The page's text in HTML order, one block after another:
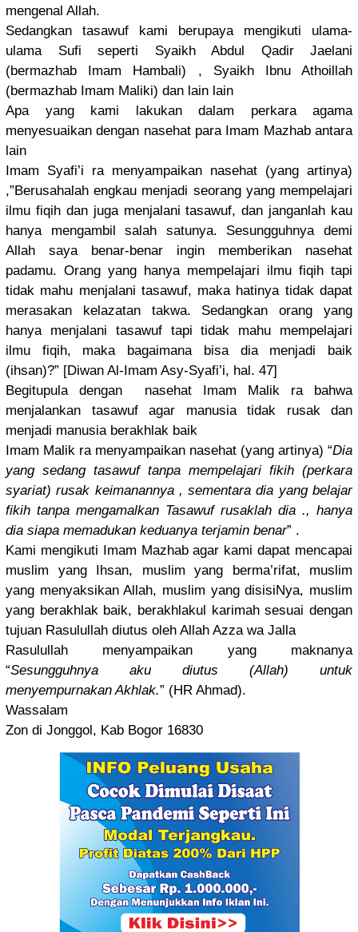
mengenal Allah.
Sedangkan tasawuf kami berupaya mengikuti ulama-
ulama Sufi seperti Syaikh Abdul Qadir Jaelani
(bermazhab Imam Hambali) , Syaikh Ibnu Athoillah
(bermazhab Imam Maliki) dan lain lain
Apa yang kami lakukan dalam perkara agama
menyesuaikan dengan nasehat para Imam Mazhab antara
lain
Imam Syafi’i ra menyampaikan nasehat (yang artinya)
,”Berusahalah engkau menjadi seorang yang mempelajari
ilmu fiqih dan juga menjalani tasawuf, dan janganlah kau
hanya mengambil salah satunya. Sesungguhnya demi
Allah saya benar-benar ingin memberikan nasehat
padamu. Orang yang hanya mempelajari ilmu fiqih tapi
tidak mahu menjalani tasawuf, maka hatinya tidak dapat
merasakan kelazatan takwa. Sedangkan orang yang
hanya menjalani tasawuf tapi tidak mahu mempelajari
ilmu fiqih, maka bagaimana bisa dia menjadi baik
(ihsan)?” [Diwan Al-Imam Asy-Syafi’i, hal. 47]
Begitupuladengan nasehat Imam Malik ra bahwa
menjalankan tasawuf agar manusia tidak rusak dan
menjadi manusia berakhlak baik
Imam Malik ra menyampaikan nasehat (yang artinya) “Dia
yang sedang tasawuf tanpa mempelajari fikih (perkara
syariat) rusak keimanannya , sementara dia yang belajar
fikih tanpa mengamalkan Tasawuf rusaklah dia ., hanya
dia siapa memadukan keduanya terjamin benar” .
Kami mengikuti Imam Mazhab agar kami dapat mencapai
muslim yang Ihsan, muslim yang berma’rifat, muslim
yang menyaksikan Allah, muslim yang disisiNya, muslim
yang berakhlak baik, berakhlakul karimah sesuai dengan
tujuan Rasulullah diutus oleh Allah Azza wa Jalla
Rasulullah menyampaikan yang maknanya
“Sesungguhnya aku diutus (Allah) untuk
menyempurnakan Akhlak.” (HR Ahmad).
Wassalam
Zon di Jonggol, Kab Bogor 16830